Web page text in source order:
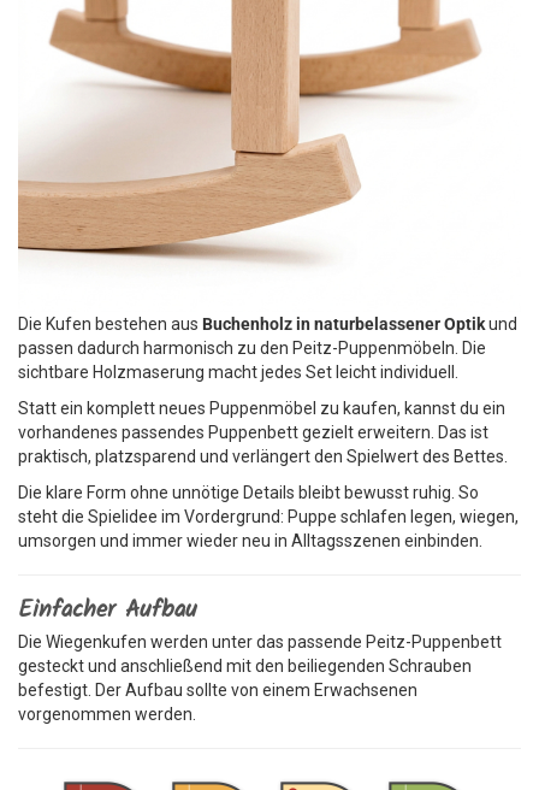
Die Kufen bestehen aus Buchenholz in naturbelassener Optikund
passen dadurch harmonisch zu den Peitz-Puppenmöbeln. Die
sichtbare Holzmaserung macht jedes Set leicht individuell.
Statt ein komplett neues Puppenmöbel zu kaufen, kannst du ein
vorhandenes passendes Puppenbett gezielt erweitern. Das ist
praktisch, platzsparend und verlängert den Spielwert des Bettes.
Die klare Form ohne unnötige Details bleibt bewusst ruhig. So
steht die Spielidee im Vordergrund: Puppe schlafen legen, wiegen,
umsorgen und immer wieder neu in Alltagsszenen einbinden.
Einfacher Aufbau
Die Wiegenkufen werden unter das passende Peitz-Puppenbett
gesteckt und anschließend mit den beiliegenden Schrauben
befestigt. Der Aufbau sollte von einem Erwachsenen
vorgenommen werden.